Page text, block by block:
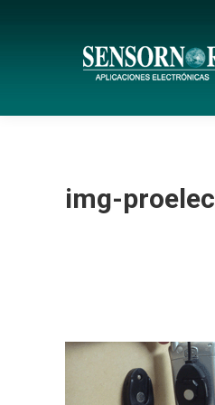
img-proelec